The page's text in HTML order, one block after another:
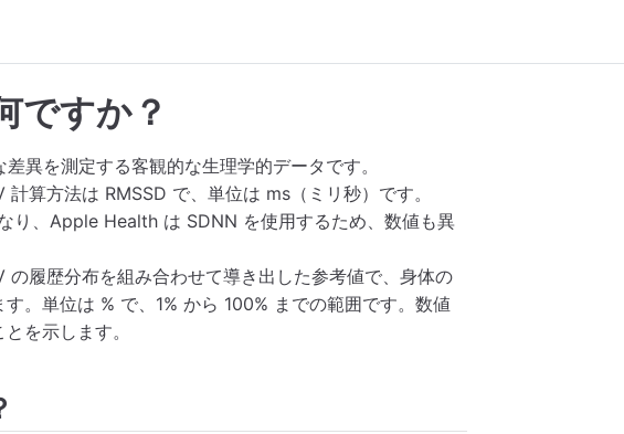
ですか？
異を測定する客観的な生理学的データです。
算方法は RMSSD で、単位は ms（ミリ秒）です。
り、Apple Health は SDNN を使用するため、数値も異
履歴分布を組み合わせて導き出した参考値で、身体の
。単位は % で、1% から 100% までの範囲です。数値
を示します。